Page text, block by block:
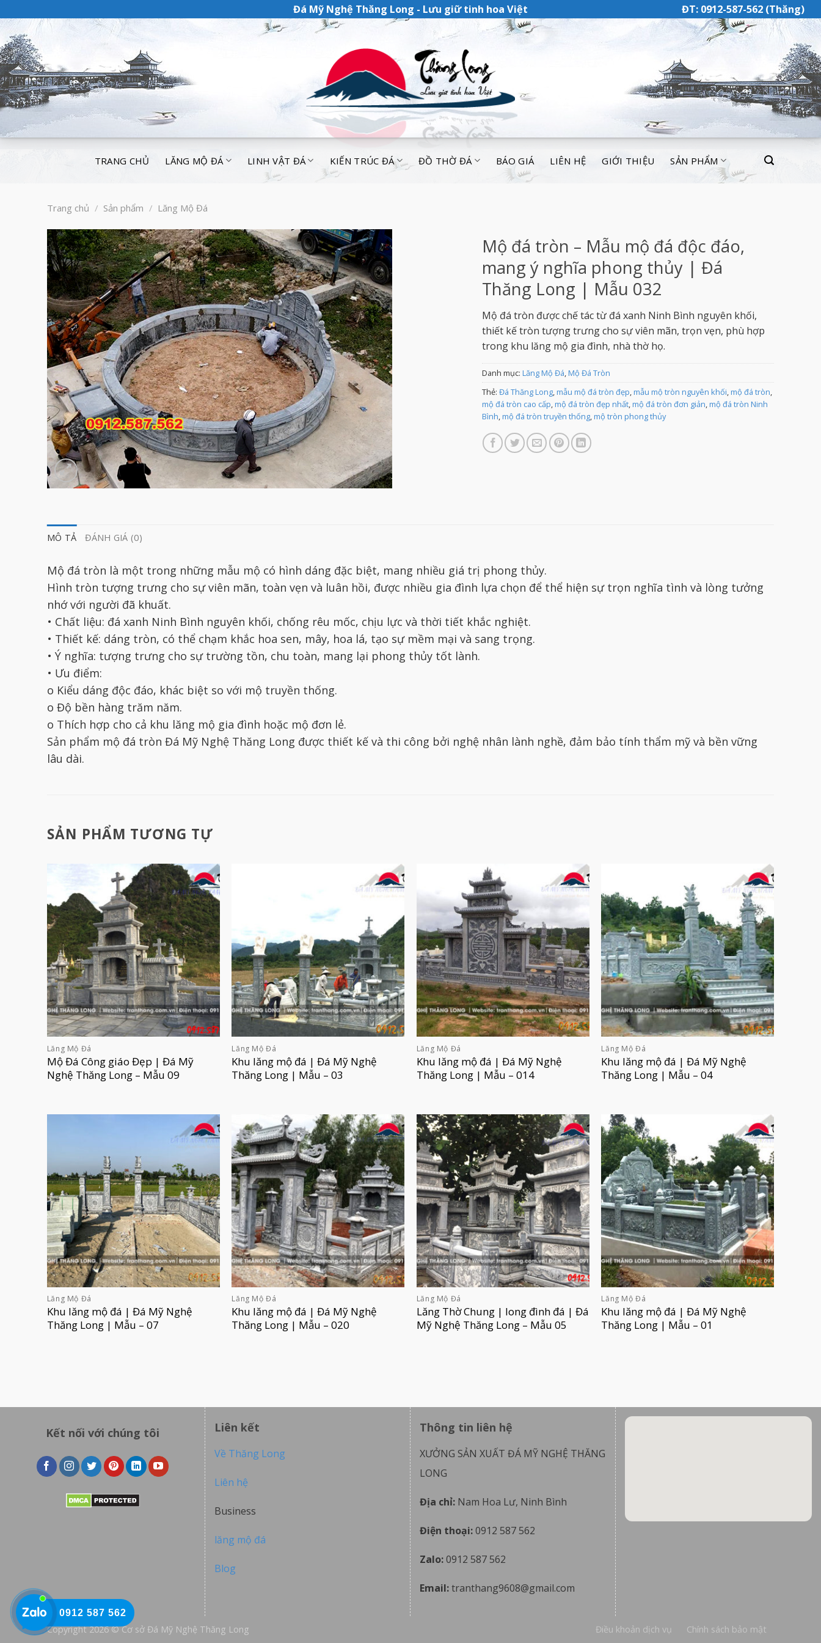
Đá Mỹ Nghệ Thăng Long - Lưu giữ tinh hoa Việt ĐT: 0912-587-562 (Thăng)
TRANG CHỦ LĂNG MỘ ĐÁ LINH VẬT ĐÁ KIẾN TRÚC ĐÁ ĐỒ THỜ ĐÁ BÁO GIÁ LIÊN HỆ GIỚI THIỆU SẢN PHẨM
Trang chủ / Sản phẩm / Lăng Mộ Đá
Mộ đá tròn – Mẫu mộ đá độc đáo,
mang ý nghĩa phong thủy | Đá
Thăng Long | Mẫu 032
Mộ đá tròn được chế tác từ đá xanh Ninh Bình nguyên khối,
thiết kế tròn tượng trưng cho sự viên mãn, trọn vẹn, phù hợp
trong khu lăng mộ gia đình, nhà thờ họ.
Danh mục: Lăng Mộ Đá Mộ Đá Tròn
Thẻ: Đá Thăng Long, mẫu mộ đá tròn đẹp mẫu mộ tròn nguyên khối mộ đá tròn
mộ đá tròn cao cấp mộ đá tròn đẹp nhất, mộ đá tròn đơn giản mộ đá tròn Ninh
Bình mộ đá tròn truyền thống, mộ tròn phong thủy
MÔ TẢ ĐÁNH GIÁ (0)
Mộ đá tròn là một trong những mẫu mộ có hình dáng đặc biệt, mang nhiều giá trị phong thủy.
Hình tròn tượng trưng cho sự viên mãn, toàn vẹn và luân hồi, được nhiều gia đình lựa chọn để thể hiện sự trọn nghĩa tình và lòng tưởng
nhớ với người đã khuất.
• Chất liệu: đá xanh Ninh Bình nguyên khối, chống rêu mốc, chịu lực và thời tiết khắc nghiệt.
• Thiết kế: dáng tròn, có thể chạm khắc hoa sen, mây, hoa lá, tạo sự mềm mại và sang trọng.
• Ý nghĩa: tượng trưng cho sự trường tồn, chu toàn, mang lại phong thủy tốt lành.
• Ưu điểm:
o Kiểu dáng độc đáo, khác biệt so với mộ truyền thống.
o Độ bền hàng trăm năm.
o Thích hợp cho cả khu lăng mộ gia đình hoặc mộ đơn lẻ.
Sản phẩm mộ đá tròn Đá Mỹ Nghệ Thăng Long được thiết kế và thi công bởi nghệ nhân lành nghề, đảm bảo tính thẩm mỹ và bền vững
lâu dài.
SẢN PHẨM TƯƠNG TỰ
Lăng Mộ Đá
Mộ Đá Công giáo Đẹp | Đá Mỹ
Nghệ Thăng Long – Mẫu 09
Lăng Mộ Đá
Khu lăng mộ đá | Đá Mỹ Nghệ
Thăng Long | Mẫu – 03
Lăng Mộ Đá
Khu lăng mộ đá | Đá Mỹ Nghệ
Thăng Long | Mẫu – 014
Lăng Mộ Đá
Khu lăng mộ đá | Đá Mỹ Nghệ
Thăng Long | Mẫu – 04
Lăng Mộ Đá
Khu lăng mộ đá | Đá Mỹ Nghệ
Thăng Long | Mẫu – 07
Lăng Mộ Đá
Khu lăng mộ đá | Đá Mỹ Nghệ
Thăng Long | Mẫu – 020
Lăng Mộ Đá
Lăng Thờ Chung | long đình đá | Đá
Mỹ Nghệ Thăng Long – Mẫu 05
Lăng Mộ Đá
Khu lăng mộ đá | Đá Mỹ Nghệ
Thăng Long | Mẫu – 01
Kết nối với chúng tôi Liên kết
Về Thăng Long
Liên hệ
Business
lăng mộ đá
Blog
Thông tin liên hệ
XƯỞNG SẢN XUẤT ĐÁ MỸ NGHỆ THĂNG
LONG
Địa chỉ: Nam Hoa Lư, Ninh Bình
Điện thoại:0912 587 562
Zalo:0912 587 562
Email:tranthang9608@gmail.com
Điều khoản dịch vụ Chính sách bảo mật
Copyright 2026 © Cơ sở Đá Mỹ Nghệ Thăng Long
0912 587 562